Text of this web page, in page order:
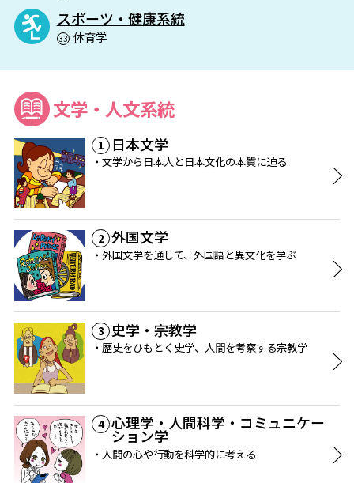
スポーツ・健康系統
33 体育学
文学・人文系統
1 日本文学
文学から日本人と日本文化の本質に迫る
2 外国文学
外国文学を通して、外国語と異文化を学ぶ
3 史学・宗教学
歴史をひもとく史学、人間を考察する宗教学
4 心理学・人間科学・コミュニケー
ション学
人間の心や行動を科学的に考える